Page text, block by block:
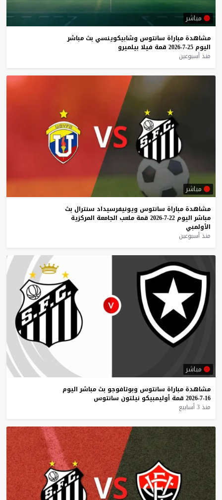
مباشر
مشاهدة مباراة سانتوس وشابيكوينسي بث مباشر
اليوم 25-7-2026 قمة فيلا بيلميرو
منذ أسبوعين
مباشر
مشاهدة مباراة سانتوس ويونيفرسيداد سنترال بث
مباشر اليوم 22-7-2026 قمة ملعب الجامعة المركزية
الأولمبي
منذ أسبوعين
مباشر
مشاهدة مباراة سانتوس وبوتافوجو بث مباشر اليوم
16-7-2026
قمة أوليمبيكو نيلتون سانتوس
منذ 3 أسابيع